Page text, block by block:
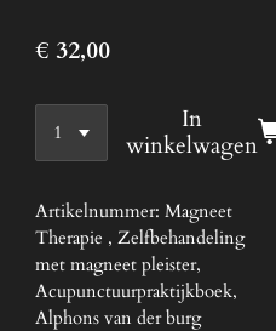
€ 32,00
In
winkelwagen
Artikelnummer: Magneet
Therapie , Zelfbehandeling
met magneet pleister,
Acupunctuurpraktijkboek,
Alphons van der burg